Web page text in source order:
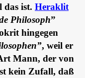
das ist. Heraklit
Philosoph”
hingegen
, weil er
Mann, der von
kein Zufall, daß